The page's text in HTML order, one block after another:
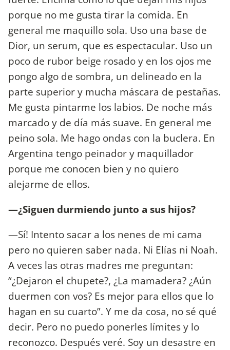
porque no me gusta tirar la comida. En
general me maquillo sola. Uso una base de
Dior, un serum, que es espectacular. Uso un
poco de rubor beige rosado y en los ojos me
pongo algo de sombra, un delineado en la
parte superior y mucha máscara de pestañas.
Me gusta pintarme los labios. De noche más
marcado y de día más suave. En general me
peino sola. Me hago ondas con la buclera. En
Argentina tengo peinador y maquillador
porque me conocen bien y no quiero
alejarme de ellos.
—¿Siguen durmiendo junto a sus hijos?
—Sí! Intento sacar a los nenes de mi cama
pero no quieren saber nada. Ni Elías ni Noah.
A veces las otras madres me preguntan:
“¿Dejaron el chupete?, ¿La mamadera? ¿Aún
duermen con vos? Es mejor para ellos que lo
hagan en su cuarto”. Y me da cosa, no sé qué
decir. Pero no puedo ponerles límites y lo
reconozco. Después veré. Soy un desastre en